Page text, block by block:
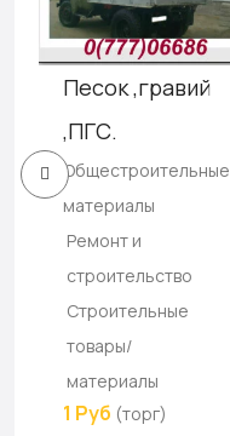
Песок ,гравий
,ПГС.
Общестроительные
материалы
Ремонт и
строительство
Строительные
товары/
материалы
1 Руб (торг)